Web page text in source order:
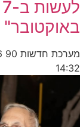
לעשות ב-7
באוקטובר"
מערכת חדשות 90
14:32